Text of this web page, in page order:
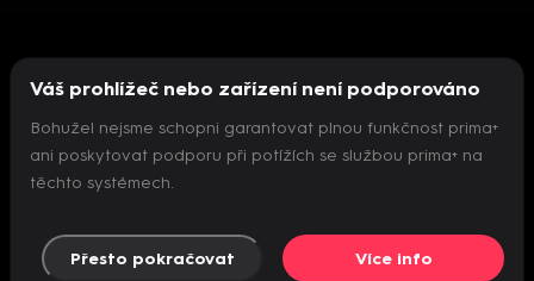
Nepodařilo se inicializovat přehrávač
Váš prohlížeč nebo zařízení není podporováno
Bohužel nejsme schopni garantovat plnou funkčnost prima+
ani poskytovat podporu při potížích se službou prima+ na
těchto systémech.
Přesto pokračovat Více info